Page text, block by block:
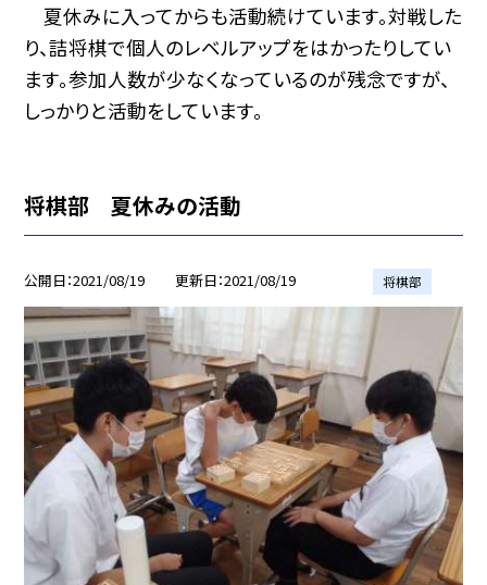
夏休みに入ってからも活動続けています。対戦した
り、詰将棋で個人のレベルアップをはかったりしてい
ます。参加人数が少なくなっているのが残念ですが、
しっかりと活動をしています。
将棋部 夏休みの活動
公開日 2021/08/19 更新日 2021/08/19 将棋部